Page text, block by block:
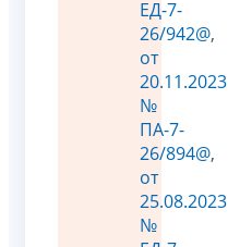
ЕД-7-
26/942@,
от
20.11.2023
№
ПА-7-
26/894@,
от
25.08.2023
№